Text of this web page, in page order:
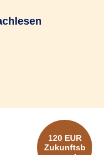
weil es Ihnen die
des
120 EUR
Zukunftsb